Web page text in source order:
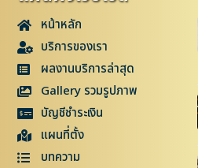
หน้าหลัก
บริการของเรา
ผลงานบริการล่าสุด
Gallery รวมรูปภาพ
บัญชีชำระเงิน
แผนที่ตั้ง
บทความ